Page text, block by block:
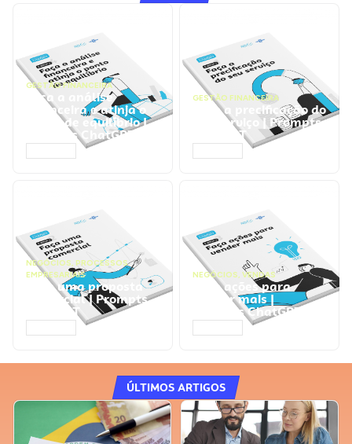
GESTÃO FINANCEIRA
Faça a análise
financeira e atinja o
ponto de equilíbrio |
Prompts ChatGPT
GESTÃO FINANCEIRA
Faça a precificação do
seu serviço | Prompts
ChatGPT
NEGÓCIOS, PROCESSOS
EMPRESARIAIS
Faça uma proposta
comercial | Prompts
ChatGPT
NEGÓCIOS, VENDAS
Faça ações para
vender mais |
Prompts ChatGPT
ÚLTIMOS ARTIGOS